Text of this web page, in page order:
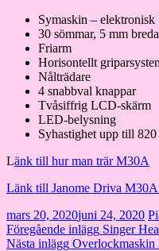
Symaskin – elektronisk
30 sömmar, 5 mm breda
Friarm
Horisontellt
Nålträdare
4 snabbval knappar
Tvåsiffrig LCD-skärm
LED-belysning
Syhastighet upp till 820
Länk till hur man trär M30A
Länk till Janome Driva
mars 20, 2020juni 24, 2020
Inläggsnavigering
Föregående inlägg Singer
Nästa inlägg